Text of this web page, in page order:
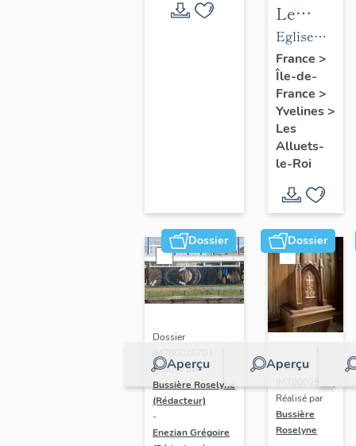
Le
mobilier
de
l'église
Saint-
Nicolas
Eglise
paroissiale
Saint-
Nicolas
France >
Île-de-
France >
Yvelines>
Les
Alluets-
le-Roi
Dossier
Aperçu
Dossier
IM78002670 |
Réalisé par
Bussière Roselyne
(Rédacteur)
-
Enezian Grégoire
Dossier
Aperçu
Dossier
Réalisé par
Bussière
Roselyne